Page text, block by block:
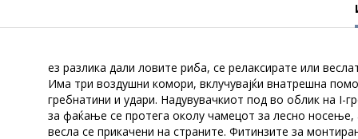
ез разлика дали ловите риба, се релаксирате или
Има три воздушни комори, вклучувајќи внатрешна
гребнатини и удари. Надувувачкиот под во облик на
за фаќање се протега околу чамецот за лесно
весла се прикачени на страните. Фитинзите за